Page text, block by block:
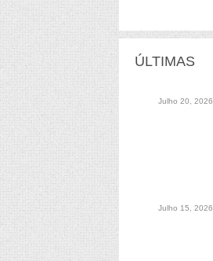
ÚLTIMAS
Julho 20, 2026
Julho 15, 2026